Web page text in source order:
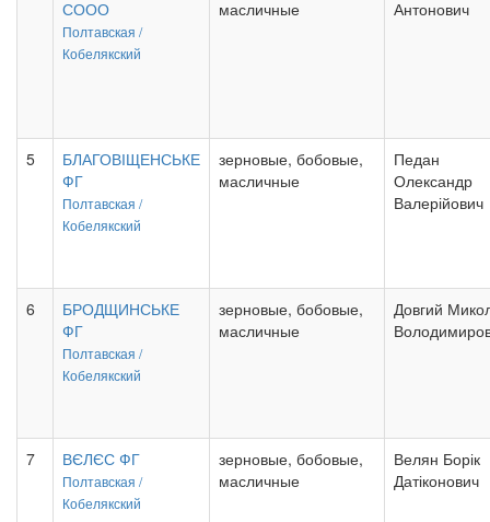
СООО
Полтавская /
Кобелякский
масличные
Антонович
5
БЛАГОВІЩЕНСЬКЕ
ФГ
Полтавская /
Кобелякский
зерновые, бобовые,
масличные
Педан
Олександр
Валерійович
6
БРОДЩИНСЬКЕ
ФГ
Полтавская /
Кобелякский
зерновые, бобовые,
масличные
Довгий
7 ВЄЛЄС ФГ
Полтавская /
Кобелякский
зерновые, бобовые,
масличные
Велян Борік
Датіконович